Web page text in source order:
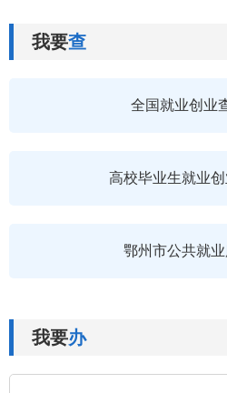
我要查
全国就业创业
高校毕业生就业
鄂州市公共就
我要办